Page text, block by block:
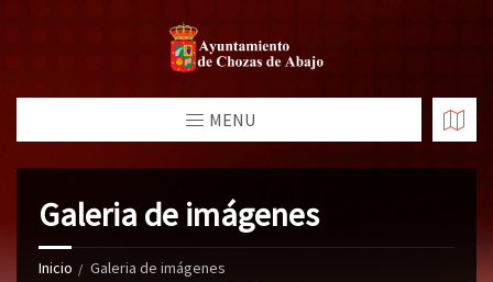
MENU
Galeria de imágenes
Inicio Galeria de imágenes